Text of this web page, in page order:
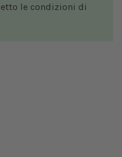
le condizioni di